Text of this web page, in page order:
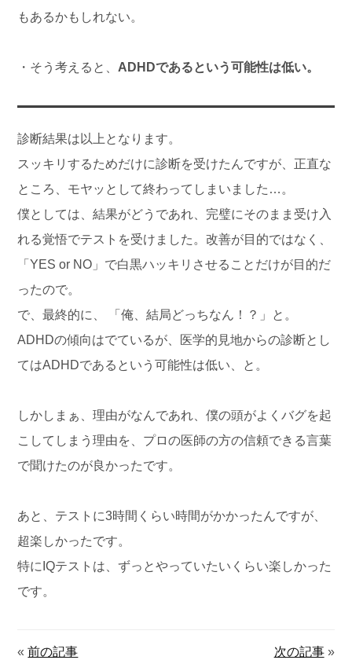
もあるかもしれない。
・そう考えると、ADHDであるという可能性は低い。
診断結果は以上となります。
スッキリするためだけに診断を受けたんですが、正直な
ところ、モヤッとして終わってしまいました…。
僕としては、結果がどうであれ、完璧にそのまま受け入
れる覚悟でテストを受けました。改善が目的ではなく、
「YES or NO」で白黒ハッキリさせることだけが目的だ
ったので。
で、最終的に、 「俺、結局どっちなん！？」と。
ADHDの傾向はでているが、医学的見地からの診断とし
てはADHDであるという可能性は低い、と。
しかしまぁ、理由がなんであれ、僕の頭がよくバグを起
こしてしまう理由を、プロの医師の方の信頼できる言葉
で聞けたのが良かったです。
あと、テストに3時間くらい時間がかかったんですが、
超楽しかったです。
特にIQテストは、ずっとやっていたいくらい楽しかった
です。
«前の記事 次の記事»